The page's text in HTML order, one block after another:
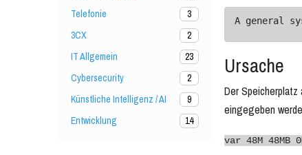
Telefonie
3
3CX
2
IT Allgemein
23
Cybersecurity
2
Künstliche Intelligenz / AI
9
Entwicklung
14
A general
Ursache
Der
eingegeben
var 48M 48MB